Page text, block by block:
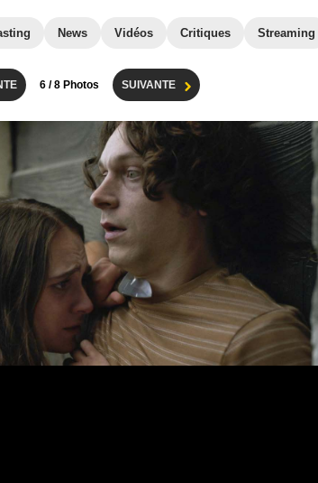
News Vidéos Critiques Streaming
6 / 8 Photos SUIVANTE